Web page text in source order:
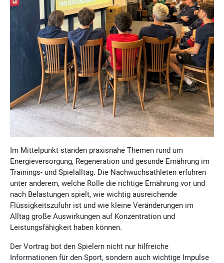
Im Mittelpunkt standen praxisnahe Themen rund um
Energieversorgung, Regeneration und gesunde Ernährung im
Trainings- und Spielalltag. Die Nachwuchsathleten erfuhren
unter anderem, welche Rolle die richtige Ernährung vor und
nach Belastungen spielt, wie wichtig ausreichende
Flüssigkeitszufuhr ist und wie kleine Veränderungen im
Alltag große Auswirkungen auf Konzentration und
Leistungsfähigkeit haben können.
Der Vortrag bot den Spielern nicht nur hilfreiche
Informationen für den Sport, sondern auch wichtige Impulse